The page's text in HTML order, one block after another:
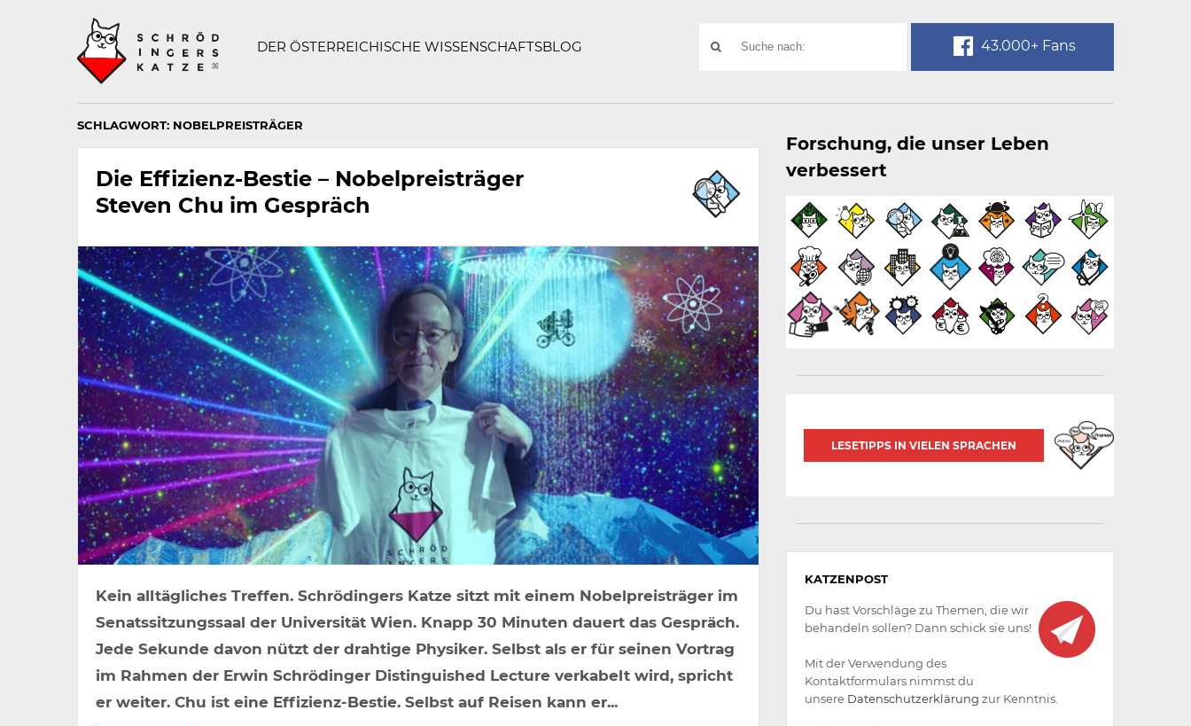
DER ÖSTERREICHISCHE WISSENSCHAFTSBLOG
SUCHE
43.000+ Fans
SCHLAGWORT: NOBELPREISTRÄGER
Die Effizienz-Bestie – Nobelpreisträger
Steven Chu im Gespräch
Kein alltägliches Treffen. Schrödingers Katze sitzt mit einem Nobelpreisträger im
Senatssitzungssaal der Universität Wien. Knapp 30 Minuten dauert das Gespräch.
Jede Sekunde davon nützt der drahtige Physiker. Selbst als er für seinen Vortrag
im Rahmen der Erwin Schrödinger Distinguished Lecture verkabelt wird, spricht
er weiter. Chu ist eine Effizienz-Bestie. Selbst auf Reisen kann er...
Forschung, die unser Leben
verbessert
LESETIPPS IN VIELEN SPRACHEN
werden
KATZENPOST
Du hast Vorschläge zu Themen, die wir
behandeln sollen? Dann schick sie uns!
Mit der Verwendung des
Kontaktformulars nimmst du
unsere Datenschutzerklärung zur Kenntnis.